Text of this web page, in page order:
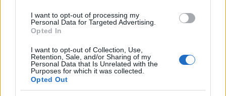
I want to opt-out of processing my
Personal Data for Targeted Advertising.
Opted In
I want to opt-out of Collection, Use,
Retention, Sale, and/or Sharing of my
Personal Data that Is Unrelated with the
Purposes for which it was collected.
Opted Out
Meteo Olbia 7 agosto, sole e caldo tornano
protagonisti
Test tunnel Olbia: rampe chiuse ancora fino a
fine agosto